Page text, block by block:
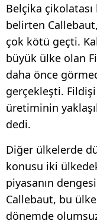
Belçika
belirten
çok kötü geçti.
büyük ülke olan
daha önce
gerçekleşti.
üretiminin
dedi.
Diğer ülkelerde
konusu iki
piyasanın
Callebaut, bu
dönemde olumsuz